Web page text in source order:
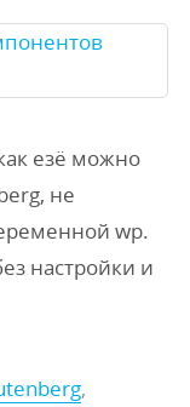
езё можно
не
wp.
настройки и
,